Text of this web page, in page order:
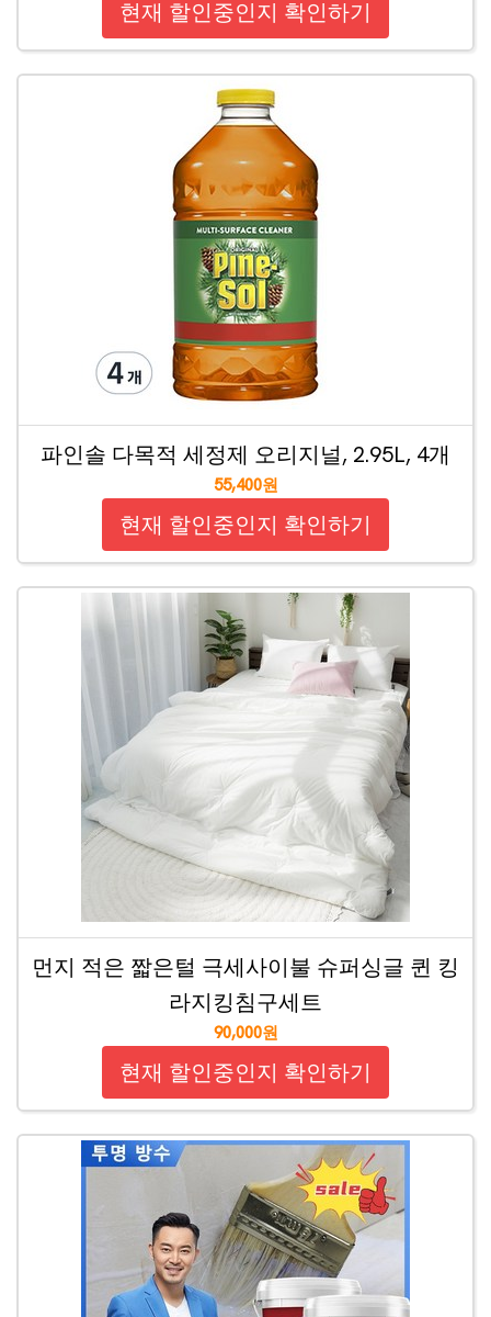
현재 할인중인지 확인하기
파인솔 다목적 세정제 오리지널, 2.95L, 4개
55,400원
현재 할인중인지 확인하기
먼지 적은 짧은털 극세사이불 슈퍼싱글 퀸 킹
라지킹침구세트
90,000원
현재 할인중인지 확인하기